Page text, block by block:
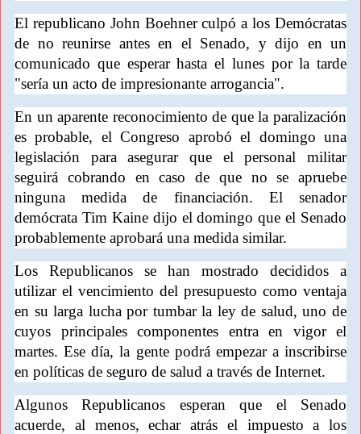
El republicano John Boehner culpó a los Demócratas
de no reunirse antes en el Senado, y dijo en un
comunicado que esperar hasta el lunes por la tarde
"sería un acto de impresionante arrogancia".
En un aparente reconocimiento de que la paralización
es probable, el Congreso aprobó el domingo una
legislación para asegurar que el personal militar
seguirá cobrando en caso de que no se apruebe
ninguna medida de financiación. El senador
demócrata Tim Kaine dijo el domingo que el Senado
probablemente aprobará una medida similar.
Los Republicanos se han mostrado decididos a
utilizar el vencimiento del presupuesto como ventaja
en su larga lucha por tumbar la ley de salud, uno de
cuyos principales componentes entra en vigor el
martes. Ese día, la gente podrá empezar a inscribirse
en políticas de seguro de salud a través de Internet.
Algunos Republicanos esperan que el Senado
acuerde, al menos, echar atrás el impuesto a los